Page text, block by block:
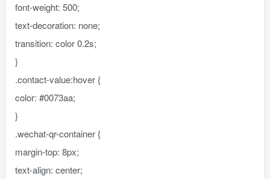
font-weight: 500;
text-decoration: none;
transition: color 0.2s;
}
.contact-value:hover {
color: #0073aa;
}
.wechat-qr-container {
margin-top: 8px;
text-align: center;